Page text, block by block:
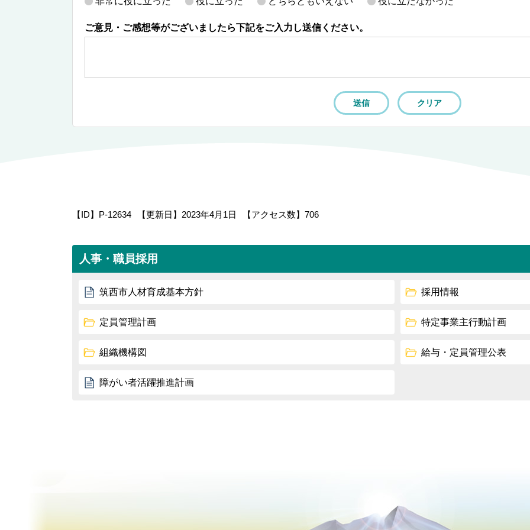
ご意見・ご感想等がございましたら下記をご入力し送信ください。
【ID】 P-12634 【更新日】 2023年4月1日 【アクセス数】 706
人事・職員採用
筑西市人材育成基本方針 採用情報
定員管理計画 特定事業主行動計画
組織機構図 給与・定員管理公表
障がい者活躍推進計画